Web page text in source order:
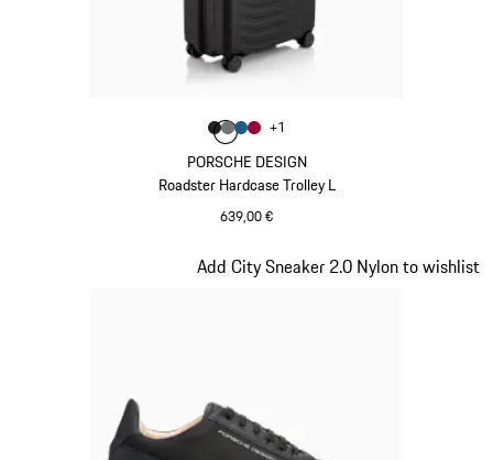
PORSCHE DESIGN
Roadster Hardcase Trolley L
639,00 €
Farbe
Farbemattschwarz
Farbe nardograu
Farbemattblau
Farbe
+1
Add City Sneaker 2.0 Nylon to wishlist